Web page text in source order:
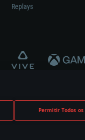
Permitir Todos os
Replays
respetivo construtor.